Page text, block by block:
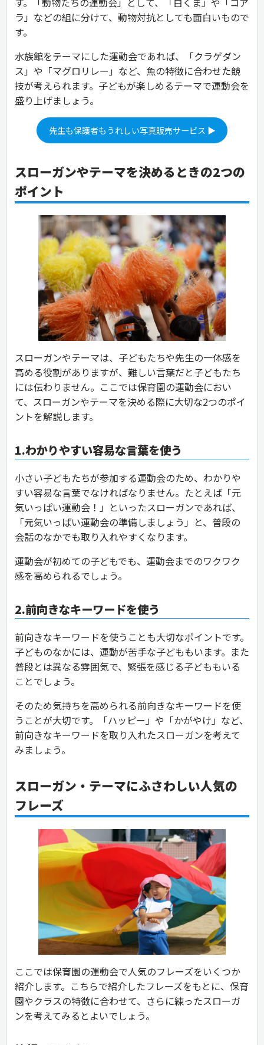
ラ」などの組に分けて、動物対抗としても面白いもので
す。
水族館をテーマにした運動会であれば、「クラゲダン
ス」や「マグロリレー」など、魚の特徴に合わせた競
技が考えられます。子どもが楽しめるテーマで運動会を
盛り上げましょう。
先生も保護者もうれしい写真販売サービス ▶
スローガンやテーマを決めるときの2つの
ポイント
スローガンやテーマは、子どもたちや先生の一体感を
高める役割がありますが、難しい言葉だと子どもたち
には伝わりません。ここでは保育園の運動会におい
て、スローガンやテーマを決める際に大切な2つのポイ
ントを解説します。
1.わかりやすい容易な言葉を使う
小さい子どもたちが参加する運動会のため、わかりや
すい容易な言葉でなければなりません。たとえば「元
気いっぱい運動会！」といったスローガンであれば、
「元気いっぱい運動会の準備しましょう」と、普段の
会話のなかでも取り入れやすくなります。
運動会が初めての子どもでも、運動会までのワクワク
感を高められるでしょう。
2.前向きなキーワードを使う
前向きなキーワードを使うことも大切なポイントです。
子どものなかには、運動が苦手な子どももいます。また
普段とは異なる雰囲気で、緊張を感じる子どももいる
ことでしょう。
そのため気持ちを高められる前向きなキーワードを使
うことが大切です。「ハッピー」や「かがやけ」など、
前向きなキーワードを取り入れたスローガンを考えて
みましょう。
スローガン・テーマにふさわしい人気の
フレーズ
ここでは保育園の運動会で人気のフレーズをいくつか
紹介します。こちらで紹介したフレーズをもとに、保育
園やクラスの特徴に合わせて、さらに練ったスローガ
ンを考えてみるとよいでしょう。